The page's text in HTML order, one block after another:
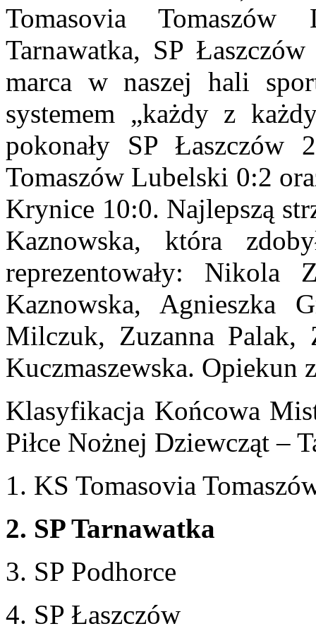
Tomasovia
Tarnawatka, SP
marca w naszej hali
systemem „każdy z
pokonały SP Łaszczów
Tomaszów Lubelski 0:2
Krynice 10:0. Najlepszą
Kaznowska, która
reprezentowały: Nikola
Kaznowska, Agnieszka
Milczuk, Zuzanna Palak,
Kuczmaszewska. Opiekun
Klasyfikacja Końcowa
Piłce Nożnej Dziewcząt –
1. KS Tomasovia
2. SP Tarnawatka
3. SP Podhorce
4. SP Łaszczów